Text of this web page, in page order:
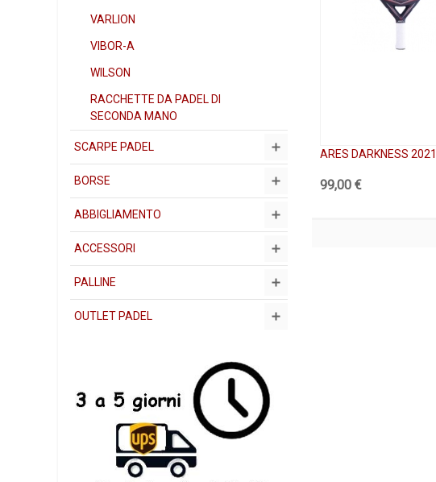
VARLION
VIBOR-A
WILSON
RACCHETTE DA PADEL DI
SECONDA MANO
SCARPE PADEL
BORSE
ABBIGLIAMENTO
ACCESSORI
PALLINE
OUTLET PADEL
ARES DARKNESS 2021
99,00 €